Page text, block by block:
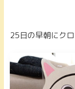
25日の早朝にク